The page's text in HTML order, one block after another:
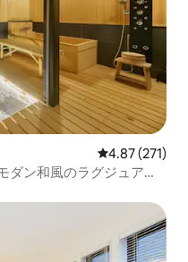
औसत रेटिंग 5 में से
4.87 (271)
ダン和風のラグジュアリ